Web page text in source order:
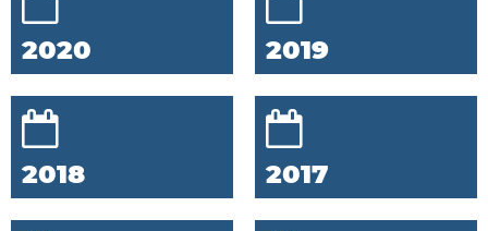
2020 2019
2018 2017